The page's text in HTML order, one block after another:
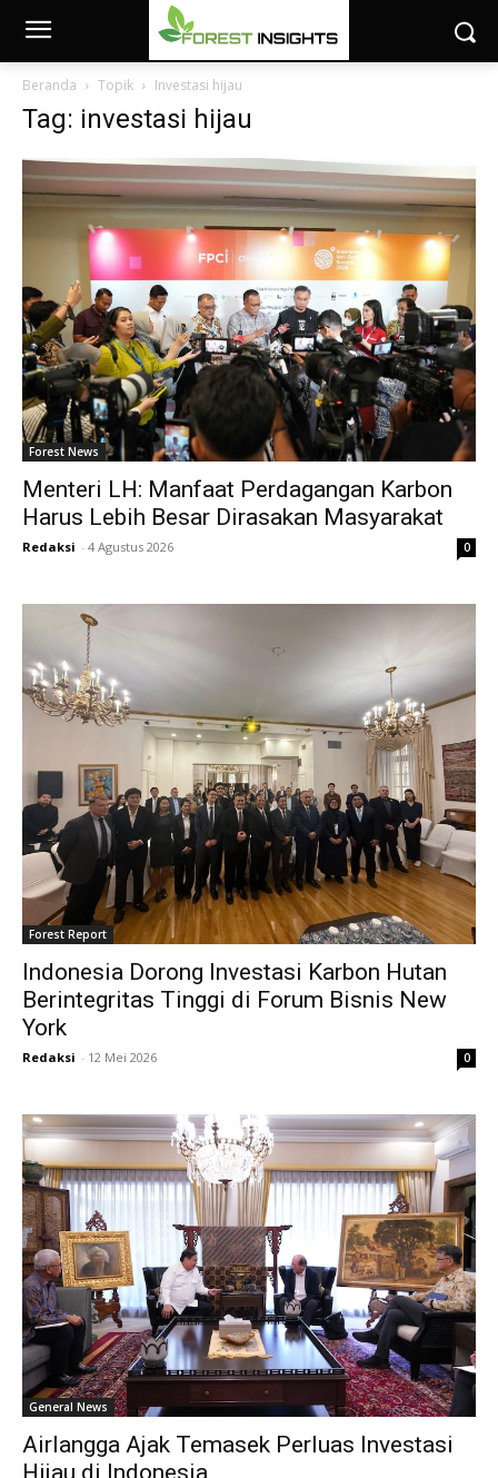
Beranda Topik Investasi hijau
Tag: investasi hijau
Forest News
Menteri LH: Manfaat Perdagangan Karbon
Harus Lebih Besar Dirasakan Masyarakat
Redaksi - 4 Agustus 2026 0
Forest Report
Indonesia Dorong Investasi Karbon Hutan
Berintegritas Tinggi di Forum Bisnis New
York
Redaksi - 12 Mei 2026 0
General News
Airlangga Ajak Temasek Perluas Investasi
Hijau di Indonesia